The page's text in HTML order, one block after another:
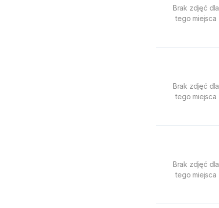
Brak zdjęć dla
tego miejsca
Brak zdjęć dla
tego miejsca
Brak zdjęć dla
tego miejsca